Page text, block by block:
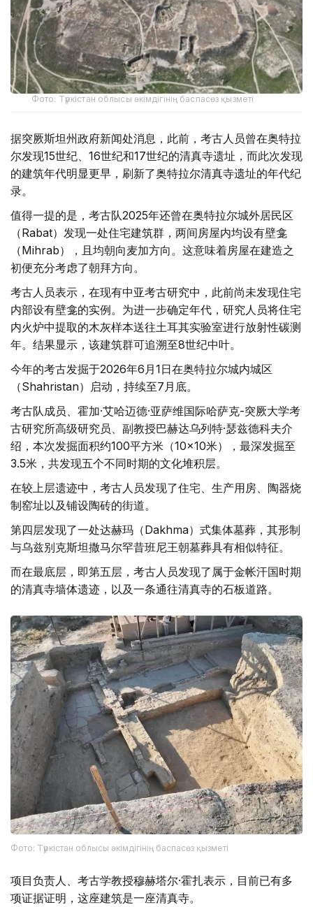
Фото: Түркістан облысы әкімдігінің баспасөз қызметі
据突厥斯坦州政府新闻处消息，此前，考古人员曾在奥特拉
尔发现15世纪、16世纪和17世纪的清真寺遗址，而此次发现
的建筑年代明显更早，刷新了奥特拉尔清真寺遗址的年代纪
录。
值得一提的是，考古队2025年还曾在奥特拉尔城外居民区
（Rabat）发现一处住宅建筑群，两间房屋内均设有壁龛
（Mihrab），且均朝向麦加方向。这意味着房屋在建造之
初便充分考虑了朝拜方向。
考古人员表示，在现有中亚考古研究中，此前尚未发现住宅
内部设有壁龛的实例。为进一步确定年代，研究人员将住宅
内火炉中提取的木灰样本送往土耳其实验室进行放射性碳测
年。结果显示，该建筑群可追溯至8世纪中叶。
今年的考古发掘于2026年6月1日在奥特拉尔城内城区
（Shahristan）启动，持续至7月底。
考古队成员、霍加·艾哈迈德·亚萨维国际哈萨克-突厥大学考
古研究所高级研究员、副教授巴赫达乌列特·瑟兹德科夫介
绍，本次发掘面积约100平方米（10×10米），最深发掘至
3.5米，共发现五个不同时期的文化堆积层。
在较上层遗迹中，考古人员发现了住宅、生产用房、陶器烧
制窑址以及铺设陶砖的街道。
第四层发现了一处达赫玛（Dakhma）式集体墓葬，其形制
与乌兹别克斯坦撒马尔罕昔班尼王朝墓葬具有相似特征。
而在最底层，即第五层，考古人员发现了属于金帐汗国时期
的清真寺墙体遗迹，以及一条通往清真寺的石板道路。
Фото: Түркістан облысы әкімдігінің баспасөз қызметі
项目负责人、考古学教授穆赫塔尔·霍扎表示，目前已有多
项证据证明，这座建筑是一座清真寺。